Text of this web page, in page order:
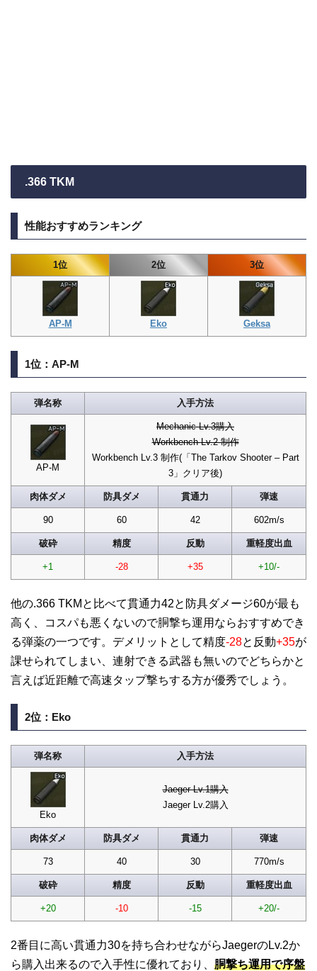
.366 TKM
性能おすすめランキング
1位 2位 3位
AP-M Eko Geksa
1位：AP-M
弾名称 入手方法
AP-M
Mechanic Lv.3購入
Workbench Lv.2 制作
Workbench Lv.3 制作(「The Tarkov Shooter – Part
3」クリア後)
肉体ダメ 防具ダメ 貫通力 弾速
90 60 42 602m/s
破砕 精度 反動 重軽度出血
+1 -28 +35 +10/-
他の.366 TKMと比べて貫通力42と防具ダメージ60が最も
高く、コスパも悪くないので胴撃ち運用ならおすすめでき
る弾薬の一つです。デメリットとして精度-28と反動+35が
課せられてしまい、連射できる武器も無いのでどちらかと
言えば近距離で高速タップ撃ちする方が優秀でしょう。
2位：Eko
弾名称 入手方法
Eko
Jaeger Lv.1購入
Jaeger Lv.2購入
肉体ダメ 防具ダメ 貫通力 弾速
73 40 30 770m/s
破砕 精度 反動 重軽度出血
+20 -10 -15 +20/-
2番目に高い貫通力30を持ち合わせながらJaegerのLv.2か
ら購入出来るので入手性に優れており、 胴撃ち運用で序盤